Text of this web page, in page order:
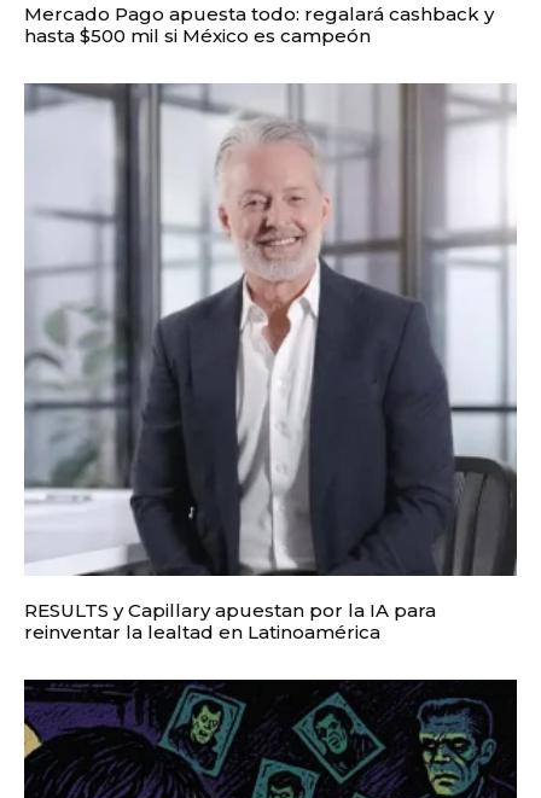
Mercado Pago apuesta todo: regalará cashback y
hasta $500 mil si México es campeón
RESULTS y Capillary apuestan por la IA para
reinventar la lealtad en Latinoamérica